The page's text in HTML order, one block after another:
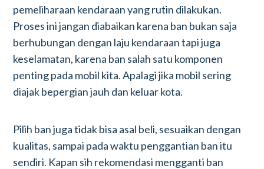
pemeliharaan kendaraan yang rutin dilakukan.
Proses ini jangan diabaikan karena ban bukan saja
berhubungan dengan laju kendaraan tapi juga
keselamatan, karena ban salah satu komponen
penting pada mobil kita. Apalagi jika mobil sering
diajak bepergian jauh dan keluar kota.
Pilih ban juga tidak bisa asal beli, sesuaikan dengan
kualitas, sampai pada waktu penggantian ban itu
sendiri. Kapan sih rekomendasi mengganti ban